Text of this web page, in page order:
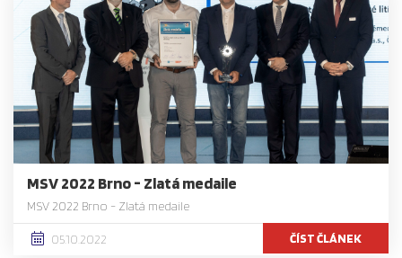
MSV 2022 Brno - Zlatá medaile
MSV 2022 Brno - Zlatá medaile
05.10.2022 ČÍST ČLÁNEK